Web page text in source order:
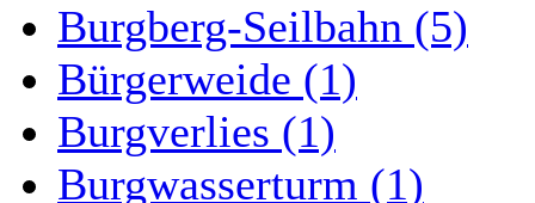
Burgberg-Seilbahn (5)
Bürgerweide (1)
Burgverlies (1)
Burgwasserturm (1)